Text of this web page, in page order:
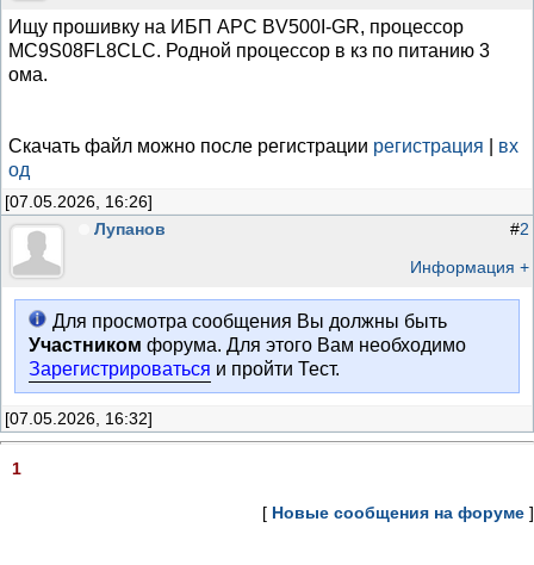
Ищу прошивку на ИБП APC BV500I-GR, процессор
MC9S08FL8CLC. Родной процессор в кз по питанию 3
ома.
Скачать файл можно после регистрации регистрация
вх
од
[07.05.2026, 16:26]
Лупанов
#2
Информация +
Для просмотра сообщения Вы должны быть
Участником форума. Для этого Вам необходимо
Зарегистрироваться и пройти Тест.
[07.05.2026, 16:32]
1
[ Новые сообщения на форуме ]